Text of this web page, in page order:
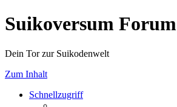
Suikoversum Forum
Dein Tor zur Suikodenwelt
Zum Inhalt
Schnellzugriff